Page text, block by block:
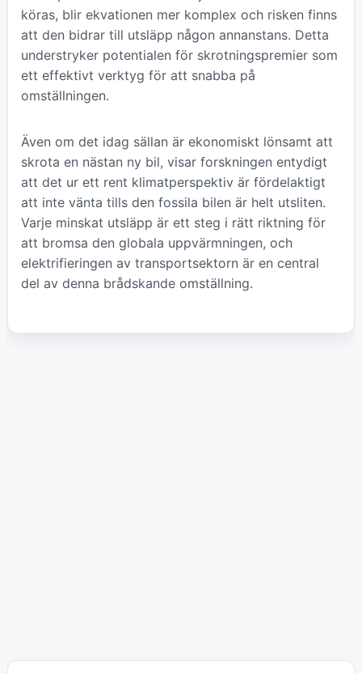
köras, blir ekvationen mer komplex och risken finns
att den bidrar till utsläpp någon annanstans. Detta
understryker potentialen för skrotningspremier som
ett effektivt verktyg för att snabba på
omställningen.
Även om det idag sällan är ekonomiskt lönsamt att
skrota en nästan ny bil, visar forskningen entydigt
att det ur ett rent klimatperspektiv är fördelaktigt
att inte vänta tills den fossila bilen är helt utsliten.
Varje minskat utsläpp är ett steg i rätt riktning för
att bromsa den globala uppvärmningen, och
elektrifieringen av transportsektorn är en central
del av denna brådskande omställning.